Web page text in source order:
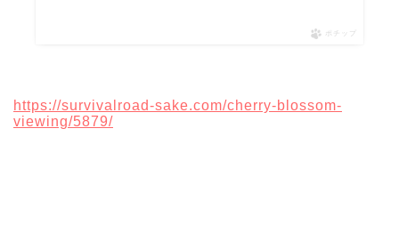
ポチップ
https://survivalroad-sake.com/cherry-blossom-
viewing/5879/